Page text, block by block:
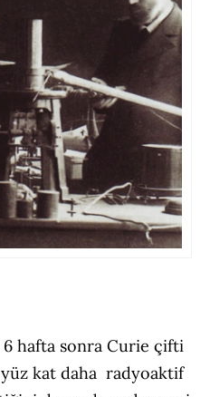
hafta sonra Curie çifti
kat daha radyoaktif